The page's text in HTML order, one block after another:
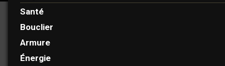
Santé
Bouclier
Armure
Énergie